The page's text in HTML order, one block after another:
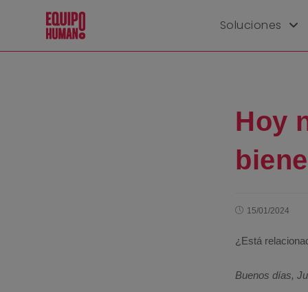
Soluciones
Hoy
15/01/2024
¿Está
Buenos días,